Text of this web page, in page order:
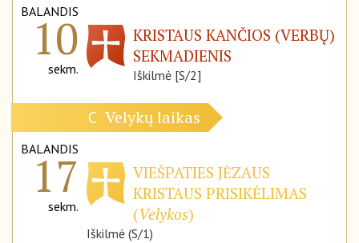
BALANDIS
10
sekm.
KRISTAUS KANČIOS (VERBŲ)
SEKMADIENIS
Iškilmė [S/2]
C Velykų laikas
BALANDIS
17
sekm.
VIEŠPATIES JĖZAUS
KRISTAUS PRISIKĖLIMAS
(Velykos)
Iškilmė (S/1)